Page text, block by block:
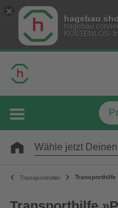
hagebau
hagebau
KOSTENLOS-
Wähle jetzt
Transportroller Transporthilfe